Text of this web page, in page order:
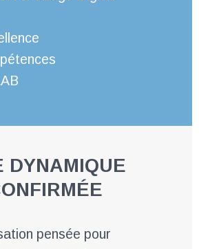
DYNAMIQUE
pensée pour